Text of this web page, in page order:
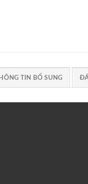
TIN BỔ SUNG